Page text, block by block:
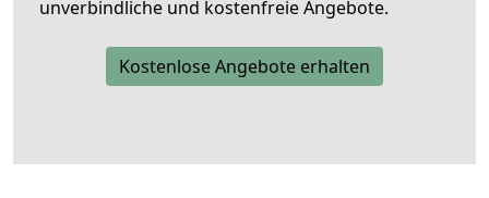
unverbindliche und kostenfreie Angebote.
Kostenlose Angebote erhalten